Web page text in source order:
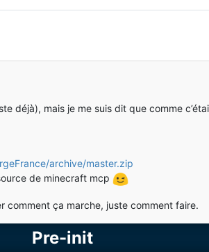
déjà), mais je me suis dit que comme
archive/master.zip
de minecraft mcp
comment ça marche, juste comment faire.
Pre-init